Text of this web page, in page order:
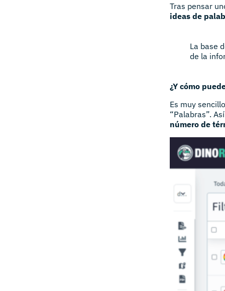
Tras pensar
ideas de
La base
de la
¿Y cómo
Es muy
“Palabras”.
número de